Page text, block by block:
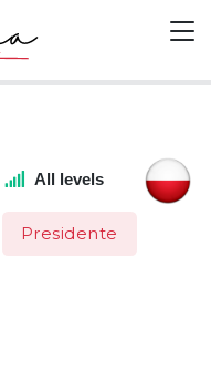
All levels
Presidente